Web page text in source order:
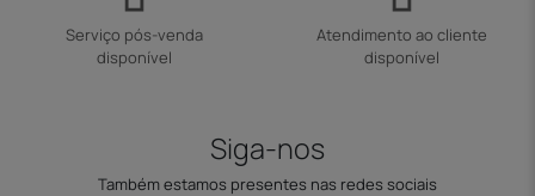
Serviço pós-venda
disponível
Atendimento ao cliente
disponível
Siga-nos
Também estamos presentes nas redes sociais